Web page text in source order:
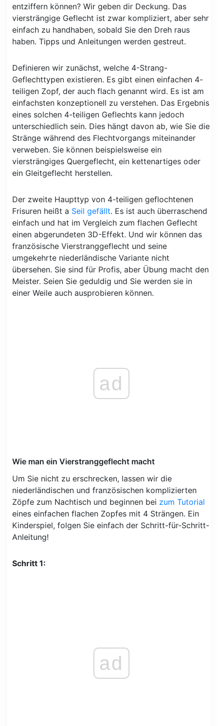
entziffern können? Wir geben dir Deckung. Das
viersträngige Geflecht ist zwar kompliziert, aber sehr
einfach zu handhaben, sobald Sie den Dreh raus
haben. Tipps und Anleitungen werden gestreut.
Definieren wir zunächst, welche 4-Strang-
Geflechttypen existieren. Es gibt einen einfachen 4-
teiligen Zopf, der auch flach genannt wird. Es ist am
einfachsten konzeptionell zu verstehen. Das Ergebnis
eines solchen 4-teiligen Geflechts kann jedoch
unterschiedlich sein. Dies hängt davon ab, wie Sie die
Stränge während des Flechtvorgangs miteinander
verweben. Sie können beispielsweise ein
viersträngiges Quergeflecht, ein kettenartiges oder
ein Gleitgeflecht herstellen.
Der zweite Haupttyp von 4-teiligen geflochtenen
Frisuren heißt a Seil gefällt. Es ist auch überraschend
einfach und hat im Vergleich zum flachen Geflecht
einen abgerundeten 3D-Effekt. Und wir können das
französische Vierstranggeflecht und seine
umgekehrte niederländische Variante nicht
übersehen. Sie sind für Profis, aber Übung macht den
Meister. Seien Sie geduldig und Sie werden sie in
einer Weile auch ausprobieren können.
ad
Wie man ein Vierstranggeflecht macht
Um Sie nicht zu erschrecken, lassen wir die
niederländischen und französischen komplizierten
Zöpfe zum Nachtisch und beginnen bei zum Tutorial
eines einfachen flachen Zopfes mit 4 Strängen. Ein
Kinderspiel, folgen Sie einfach der Schritt-für-Schritt-
Anleitung!
Schritt 1:
ad